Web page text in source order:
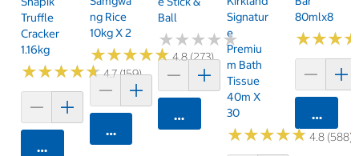
Truffle
Cracker
1.16kg
★★★★★
★★★★★4.7 (159)
카트에 담기
Ng Rice
10kg X 2
★★★★★
★★★★★4.8 (273)
카트에 담기
Ball
★★★★★
★★★★★
카트에 담기
Signatur
E
Premiu
M Bath
Tissue
40m X
30
★★★★★
★★★★★4.8 (588)
80mlx8
★★★
★★★
카트에